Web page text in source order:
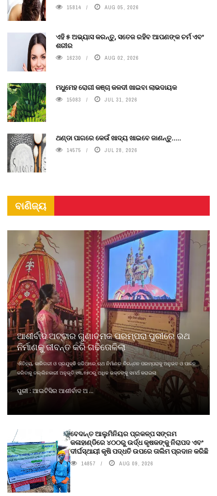
15814 AUG 05, 2026
ଏହି ୫ ଅଭ୍ୟାସ କରନ୍ତୁ, ସତେଜ ରହିବ ଆପଣଙ୍କ ଚର୍ମ ଏବଂ
ଶରୀର
16230 AUG 02, 2026
ମଧୁମେହ ରୋଗୀ କଞ୍ଚା କଳଦୀ ଖାଇବା ଲାଭଦାୟକ
15083 JUL 31, 2026
ଥଣ୍ଡା ପାଗରେ କେଉଁ ଖାଦ୍ୟ ଖାଇବେ ଜାଣନ୍ତୁ.....
14575 JUL 28, 2026
ବାଣିଜ୍ୟ
ଆଶୀର୍ବାଦ ଅଟ୍ଟାର ଗୁଣାତ୍ମକ ପରମ୍ପରା ପୁରୀରେ ରଥ
ନିର୍ମାଣକୁ ଜୀବନ୍ତ କରି ଗଢିତୋଳିଲା
ଐତିହ୍ୟ, କାରିଗରୀ ଓ ପ୍ରଯୁକ୍ତି ଜରିଆରେ ଋଥ ନିର୍ମାଣର ଚିରନ୍ତନ ପରମ୍ପରାକୁ ଅନୁଭବ ଓ ପାଳନ
କରିବାକୁ ତଲ୍ଲିନକାରୀ ଅନୁଭୂତି ୧୩,୭୫୦ରୁ ଅଧିକ ଭକ୍ତଙ୍କୁ ସମର୍ଥ କରାଇଲା
ପୁରୀ : ଆଇଟିସିର ଆଶୀର୍ବାଦ ଅ ...
ବେଦାନ୍ତ ଆଲୁମିନିୟର ପ୍ରକଳ୍ପ ସଙ୍ଗମ
କଳାହାଣ୍ଡିରେ ୪୦୦ରୁ ଉର୍ଦ୍ଧ କୃଷକଙ୍କୁ ନିରାପଦ ଏବଂ
ଦୀର୍ଘସ୍ଥାୟୀ କୃଷି ପଦ୍ଧତି ଉପରେ ତାଲିମ ପ୍ରଦାନ କରିଛି
14857 AUG 09, 2026